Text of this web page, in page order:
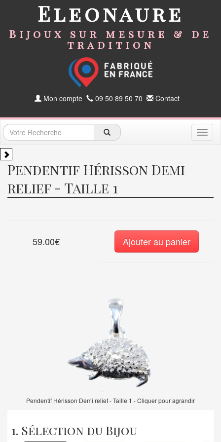
Eleonaure
Bijoux sur mesure & de
tradition
Mon compte 09 50 89 50 70 Contact
Pendentif Hérisson Demi
relief - Taille 1
59.00€ Ajouter au panier
Pendentif Hérisson Demi relief - Taille 1 - Cliquer pour agrandir
1. Sélection du Bijou